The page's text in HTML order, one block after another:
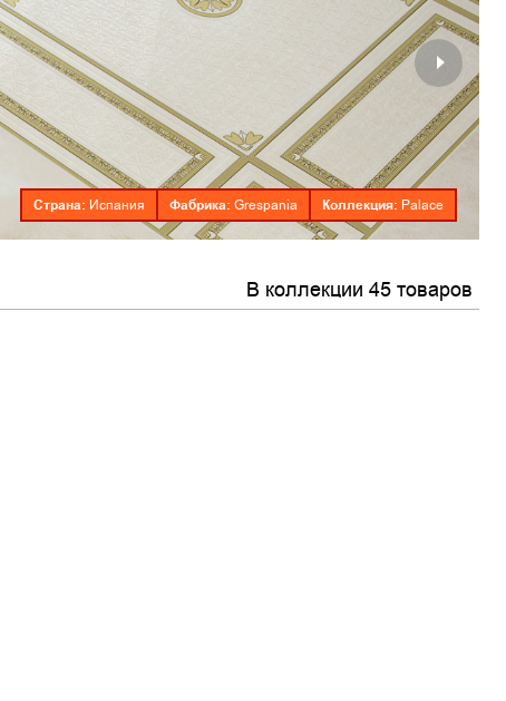
Страна: Испания Фабрика: Grespania Коллекция: Palace
В коллекции 45 товаров